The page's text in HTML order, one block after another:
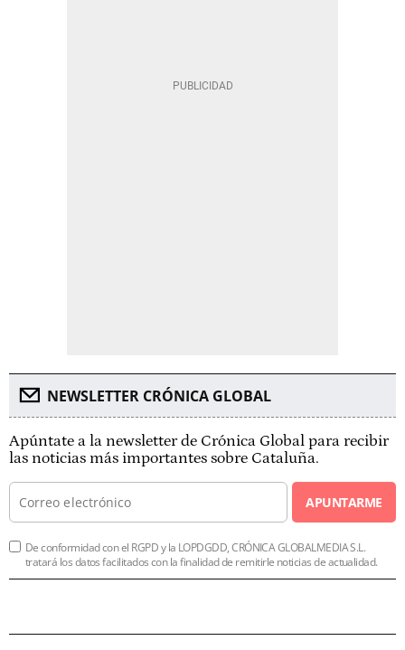
NEWSLETTER CRÓNICA GLOBAL
Apúntate a la newsletter de Crónica Global para recibir
las noticias más importantes sobre Cataluña.
APUNTARME
De conformidad con el RGPD y la LOPDGDD, CRÓNICA GLOBALMEDIA S.L.
tratará los datos facilitados con la finalidad de remitirle noticias de actualidad.